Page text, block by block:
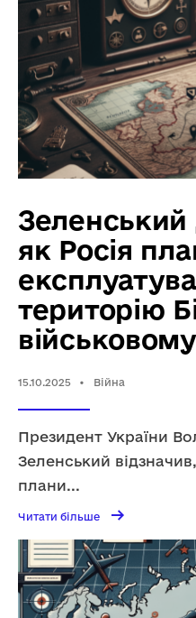
НАТО
буде
лише
посилюватись,
Буданов
Зеленський
як Росія
територію
15.10.2025 • Війна
Президент України
Зеленський
плани...
Читати більше →
Читати
дізнався,
як
Росія
планує
експлуатувати
територію
Білорусі
у